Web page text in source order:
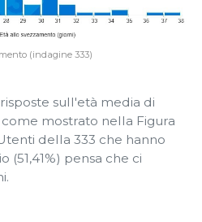
(indagine 333)
sull'età media di
mostrato nella Figura
della 333 che hanno
(51,41%) pensa che ci